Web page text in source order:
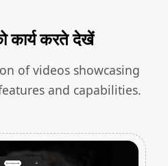
कार्य करते देखें
of videos showcasing
and capabilities.